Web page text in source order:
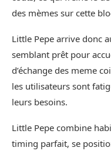
des mèmes sur cette
Little Pepe arrive donc
semblant prêt pour
d’échange des meme
les utilisateurs sont
leurs besoins.
Little Pepe combine
timing parfait, se